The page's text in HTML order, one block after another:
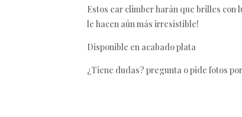
Estos ear climber harán que brilles con
le hacen aún más irresistible!
Disponible en acabado plata
¿Tiene dudas? pregunta o pide fotos